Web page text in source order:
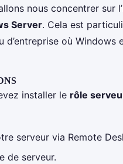
nous concentrer sur l’
Server. Cela est
d’entreprise où
installer le rôle
serveur via Remote
de serveur.